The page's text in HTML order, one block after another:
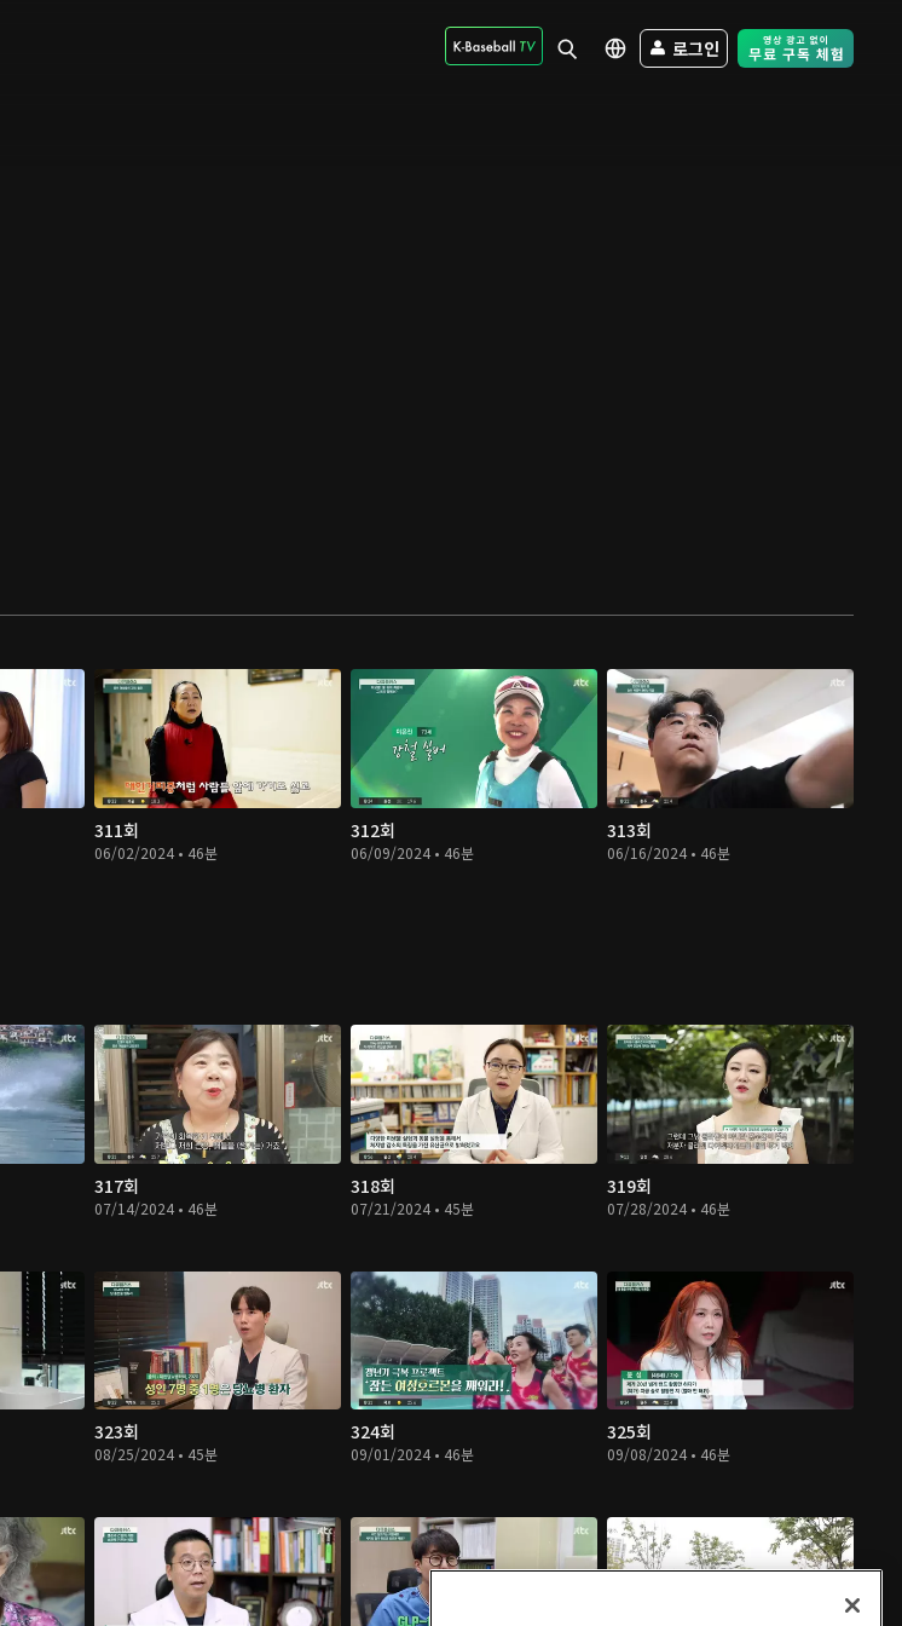
로그인 Free Trial -
311회
06/02/2024 • 46분
312회
06/09/2024 • 46분
313회
06/16/2024 • 46분
317회
07/14/2024 • 46분
318회
07/21/2024 • 45분
319회
07/28/2024 • 46분
323회
08/25/2024 • 45분
324회
09/01/2024 • 46분
325회
09/08/2024 • 46분